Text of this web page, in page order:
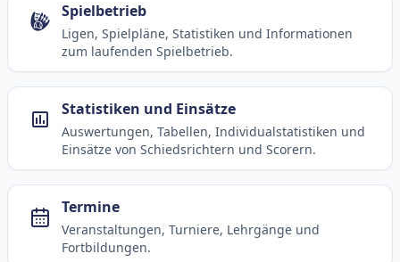
Spielbetrieb
Ligen, Spielpläne, Statistiken und Informationen
zum laufenden Spielbetrieb.
Statistiken und Einsätze
Auswertungen, Tabellen, Individualstatistiken und
Einsätze von Schiedsrichtern und Scorern.
Termine
Veranstaltungen, Turniere, Lehrgänge und
Fortbildungen.